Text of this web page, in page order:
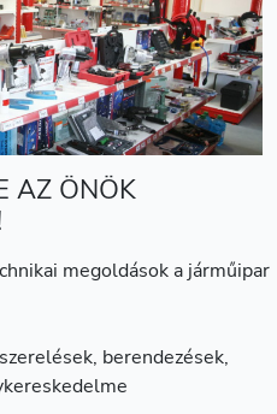
AZ ÖNÖK
megoldások a járműipar
berendezések,